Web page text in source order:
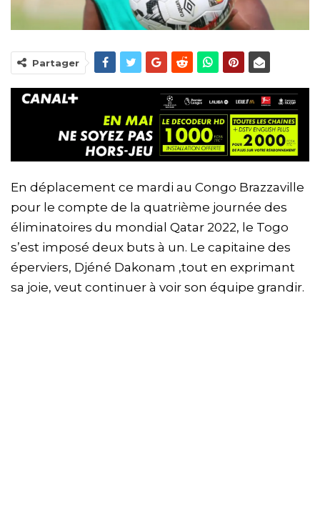
Partager
En déplacement ce mardi au Congo Brazzaville
pour le compte de la quatrième journée des
éliminatoires du mondial Qatar 2022, le Togo
s’est imposé deux buts à un. Le capitaine des
éperviers, Djéné Dakonam ,tout en exprimant
sa joie, veut continuer à voir son équipe grandir.